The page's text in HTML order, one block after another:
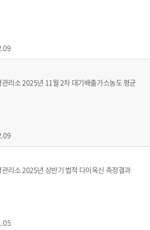
리소 2025년 11월 2차 대기배출가스농도 평균
리소 2025년 상반기 법적 다이옥신 측정결과